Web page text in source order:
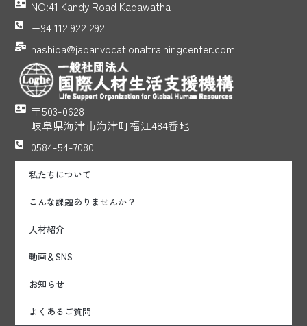
NO:41 Kandy Road Kadawatha
+94 112 922 292
hashiba@japanvocationaltrainingcenter.com
〒503-0628
岐阜県海津市海津町福江484番地
0584-54-7080
私たちについて
こんな課題ありませんか？
人材紹介
動画＆SNS
お知らせ
よくあるご質問